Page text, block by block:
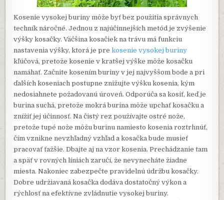
Kosenie vysokej buriny môže byť bez použitia správnych
techník náročné. Jednou z najúčinnejších metód je zvýšenie
výšky kosačky. Väčšina kosačiek na trávu má funkciu
nastavenia výšky, ktorá je prekosenie vysokej buriny
kľúčová, pretože kosenie v kratšej výške môže kosačku
namáhať. Začnite kosením buriny v jej najvyššom bode a pri
ďalších koseniach postupne znižujte výšku kosenia, kým
nedosiahnete požadovanú úroveň. Odporúča sa kosiť, keď je
burina suchá, pretože mokrá burina môže upchať kosačku a
znížiť jej účinnosť. Na čistý rez používajte ostré nože,
pretože tupé nože môžu burinu namiesto kosenia roztrhnúť,
čím vznikne nevzhľadný vzhľad a kosačka bude musieť
pracovať ťažšie. Dbajte aj na vzor kosenia. Prechádzanie tam
a späť v rovných líniách zaručí, že nevynecháte žiadne
miesta. Nakoniec zabezpečte pravidelnú údržbu kosačky.
Dobre udržiavaná kosačka dodáva dostatočný výkon a
rýchlosť na efektívne zvládnutie vysokej buriny.